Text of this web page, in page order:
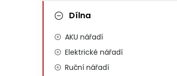
Dílna
AKU nářadí
Elektrické nářadí
Ruční nářadí